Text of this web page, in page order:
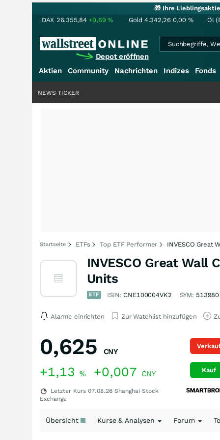
🎁 Ihre
DAX 26.355,84 +0,69% Gold 4.342,26 0,00 % Öl
Depot eröffnen
Aktien Community Nachrichten Indizes Fonds
NEWS TICKER
Startseite ETFs Top ETF Performer INVESCO Great
INVESCO Great Wall
Units
ETF ISIN: CNE100004VK2 SYM: 513980
Alarme einrichten Zur Watchlist hinzufügen
0,625 CNY
+1,13 % +0,007 CNY
Letzter Kurs 07.08.26 Shanghai Stock
Exchange
Kauf
Übersicht Kurse & Analysen Forum